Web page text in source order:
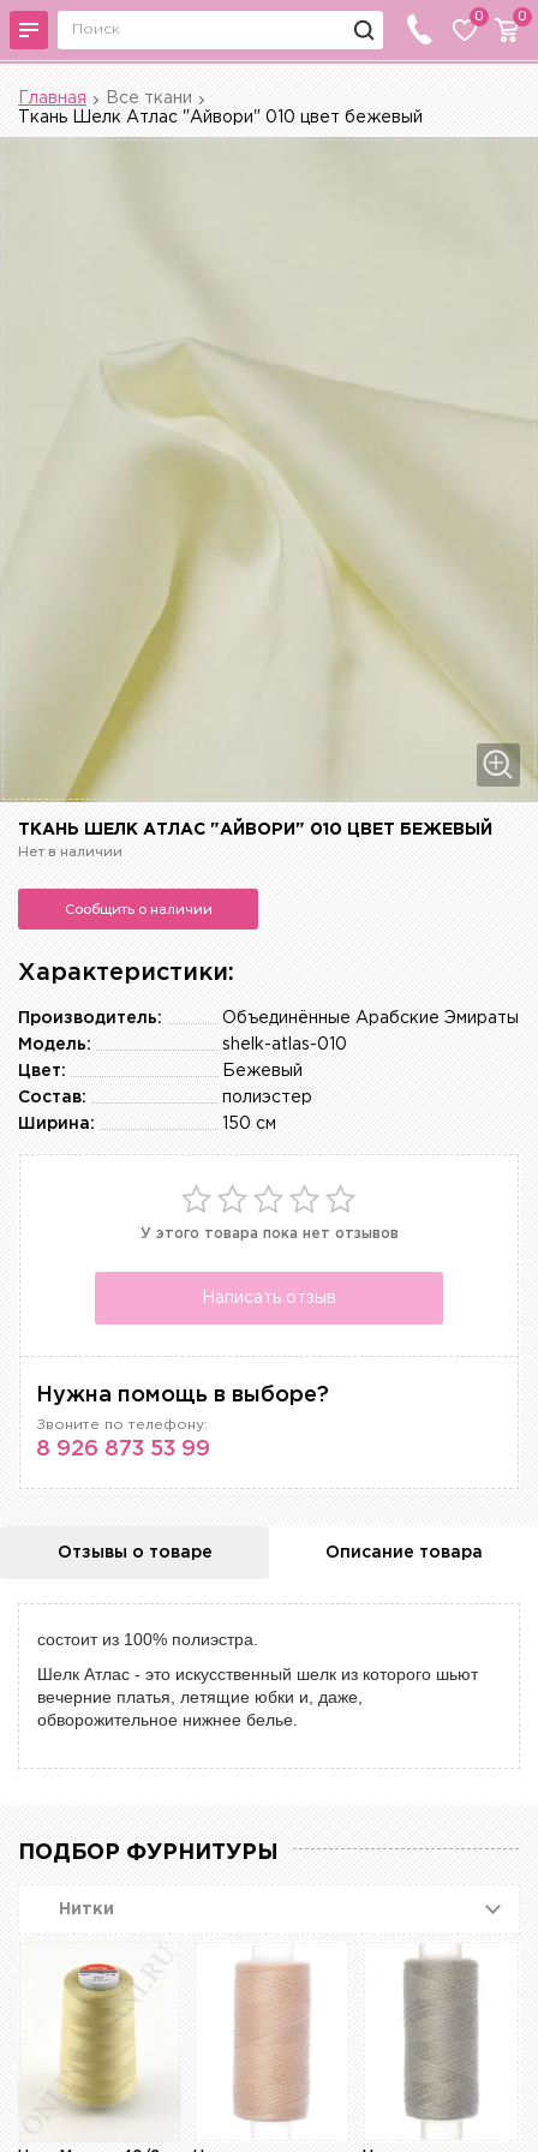
0 0
Главная
Все ткани
Ткань Шелк Атлас "Айвори" 010 цвет бежевый
ТКАНЬ ШЕЛК АТЛАС "АЙВОРИ" 010 ЦВЕТ БЕЖЕВЫЙ
Нет в наличии
Сообщить о наличии
Характеристики:
Объединённые Арабские Эмираты
Производитель:
shelk-atlas-010
Модель:
Бежевый
Цвет:
полиэстер
Состав:
150 см
Ширина:
У этого товара пока нет отзывов
Написать отзыв
Нужна помощь в выборе?
Звоните по телефону:
8 926 873 53 99
Отзывы о товаре Описание товара
состоит из 100% полиэстра.
Шелк Атлас - это искусственный шелк из которого шьют
вечерние платья, летящие юбки и, даже,
обворожительное нижнее белье.
ПОДБОР ФУРНИТУРЫ
Нитки